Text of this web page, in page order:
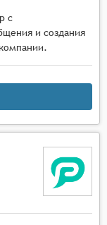
с
и создания